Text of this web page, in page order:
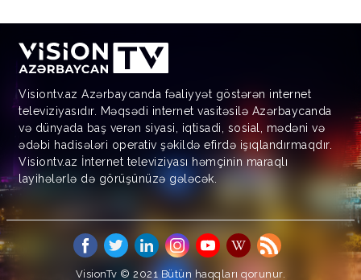
Visiontv.az Azərbaycanda fəaliyyət göstərən internet
televiziyasıdır. Məqsədi internet vasitəsilə Azərbaycanda
və dünyada baş verən siyasi, iqtisadi, sosial, mədəni və
ədəbi hadisələri operativ şəkildə efirdə işıqlandırmaqdır.
Visiontv.az İnternet televiziyası həmçinin maraqlı
layihələrlə də görüşünüzə gələcək.
VisionTv © 2021Bütün haqqları qorunur.